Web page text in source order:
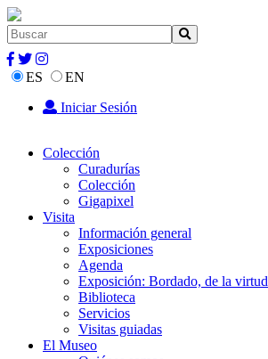
ES
EN
Iniciar Sesión
Colección
Curadurías
Colección
Gigapixel
Visita
Información general
Exposiciones
Agenda
Exposición: Bordado, de la virtud
Biblioteca
Servicios
Visitas guiadas
El Museo